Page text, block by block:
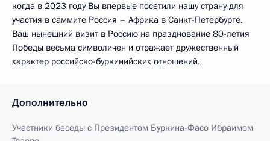
когда в 2023 году Вы впервые посетили нашу страну для
участия в саммите Россия – Африка в Санкт-Петербурге.
Ваш нынешний визит в Россию на празднование 80-летия
Победы весьма символичен и отражает дружественный
характер российско-буркинийских отношений.
Дополнительно
Участники беседы с Президентом Буркина-Фасо Ибраимом